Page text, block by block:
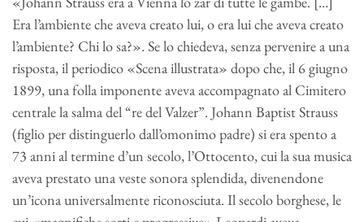
Era l’ambiente che aveva creato lui, o era lui che aveva creato
l’ambiente? Chi lo sa?». Se lo chiedeva, senza pervenire a una
risposta, il periodico «Scena illustrata» dopo che, il 6 giugno
1899, una folla imponente aveva accompagnato al Cimitero
centrale la salma del “re del Valzer”. Johann Baptist Strauss
(figlio per distinguerlo dall’omonimo padre) si era spento a
73 anni al termine d’un secolo, l’Ottocento, cui la sua musica
aveva prestato una veste sonora splendida, divenendone
un’icona universalmente riconosciuta. Il secolo borghese, le